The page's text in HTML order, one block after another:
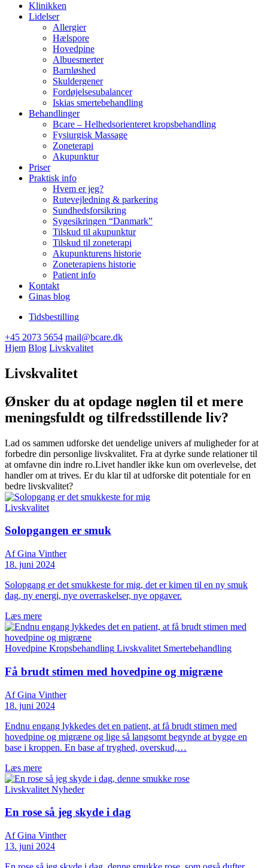
Klinikken
Lidelser
Allergier
Hælspore
Hovedpine
Albuesmerter
Barnløshed
Skuldergener
Fordøjelsesubalancer
Iskias smertebehandling
Behandlinger
Bcare – Helhedsorienteret kropsbehandling
Fysiurgisk Massage
Zoneterapi
Akupunktur
Priser
Praktisk info
Hvem er jeg?
Rutevejledning & parkering
Sundhedsforsikring
Sygesikringen “Danmark”
Tilskud til akupunktur
Tilskud til zoneterapi
Akupunkturens historie
Zoneterapiens historie
Patient info
Kontakt
Ginas blog
Tidsbestilling
+45 2073 5654 mail@bcare.dk
Hjem Blog Livskvalitet
Livskvalitet
Ønsker du at opdage nøglen til et mere
meningsfuldt og tilfredsstillende liv?
Lad os sammen udforske det uendelige univers af muligheder for at
forbedre din personlige livskvalitet. Fra at dyrke sunde relationer til
at omfavne din indre ro.Livet handler ikke kun om overlevelse, det
handler om at trives. Er du klar til at udforske dit potentiale for en
bedre livskvalitet?
Livskvalitet
Solopgangen er smuk
Af Gina Vinther
18. juni 2024
Solopgang er det smukkeste for mig, det er kimen til en ny smuk
dag, ny energi, nye overraskelser, nye opgaver.
Læs mere
Hovedpine Kropsbehandling Livskvalitet Smertebehandling
Få brudt stimen med hovedpine og migræne
Af Gina Vinther
18. juni 2024
Endnu engang lykkedes det en patient, at få brudt stimen med
hovedpine og migræne og lige så langsomt begynde at bygge en
base i kroppen. En base af tryghed, overskud,…
Læs mere
Livskvalitet Nyheder
En rose så jeg skyde i dag
Af Gina Vinther
13. juni 2024